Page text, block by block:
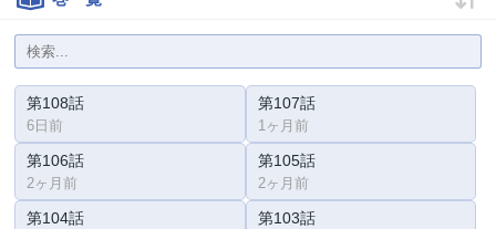
第108話
6日前
第107話
1ヶ月前
第106話
2ヶ月前
第105話
2ヶ月前
第104話 第103話